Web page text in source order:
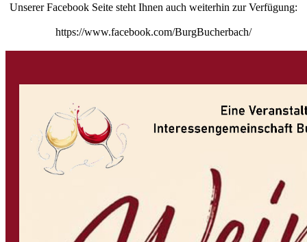
Unserer Facebook Seite steht Ihnen auch weiterhin zur Verfügung:
https://www.facebook.com/BurgBucherbach/